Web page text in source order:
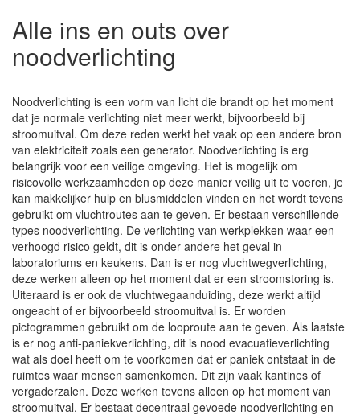
Alle ins en outs over
noodverlichting
Noodverlichting is een vorm van licht die brandt op het moment
dat je normale verlichting niet meer werkt, bijvoorbeeld bij
stroomuitval. Om deze reden werkt het vaak op een andere bron
van elektriciteit zoals een generator. Noodverlichting is erg
belangrijk voor een veilige omgeving. Het is mogelijk om
risicovolle werkzaamheden op deze manier veilig uit te voeren, je
kan makkelijker hulp en blusmiddelen vinden en het wordt tevens
gebruikt om vluchtroutes aan te geven. Er bestaan verschillende
types noodverlichting. De verlichting van werkplekken waar een
verhoogd risico geldt, dit is onder andere het geval in
laboratoriums en keukens. Dan is er nog vluchtwegverlichting,
deze werken alleen op het moment dat er een stroomstoring is.
Uiteraard is er ook de vluchtwegaanduiding, deze werkt altijd
ongeacht of er bijvoorbeeld stroomuitval is. Er worden
pictogrammen gebruikt om de looproute aan te geven. Als laatste
is er nog anti-paniekverlichting, dit is nood evacuatieverlichting
wat als doel heeft om te voorkomen dat er paniek ontstaat in de
ruimtes waar mensen samenkomen. Dit zijn vaak kantines of
vergaderzalen. Deze werken tevens alleen op het moment van
stroomuitval. Er bestaat decentraal gevoede noodverlichting en